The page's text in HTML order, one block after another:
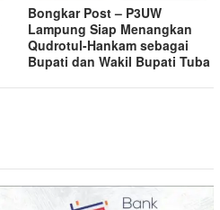
Bongkar Post – P3UW
Lampung Siap Menangkan
Qudrotul-Hankam sebagai
Bupati dan Wakil Bupati Tuba